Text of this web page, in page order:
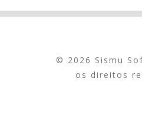
© 2026 Sismu
os direitos